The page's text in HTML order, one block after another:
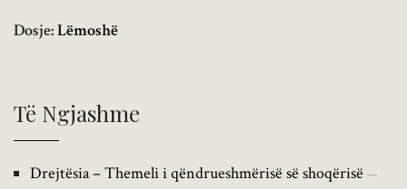
Dosje:Lëmoshë
Të Ngjashme
Drejtësia – Themeli i qëndrueshmërisë së shoqërisë